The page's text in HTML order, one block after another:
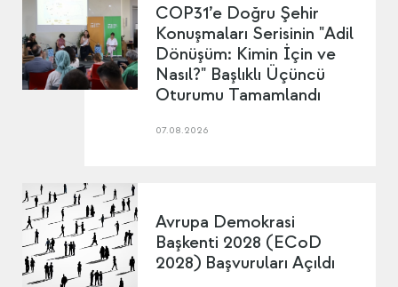
COP31’e Doğru Şehir
Konuşmaları Serisinin "Adil
Dönüşüm: Kimin İçin ve
Nasıl?" Başlıklı Üçüncü
Oturumu Tamamlandı
07.08.2026
Avrupa Demokrasi
Başkenti 2028 (ECoD
2028) Başvuruları Açıldı